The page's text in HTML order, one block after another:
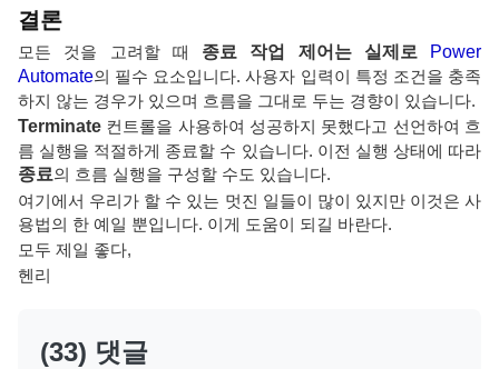
결론
모든 것을 고려할 때 종료 작업 제어는 실제로
Power
Automate의 필수 요소입니다. 사용자 입력이 특정 조건을 충족
하지 않는 경우가 있으며 흐름을 그대로 두는 경향이 있습니다.
Terminate 컨트롤을 사용하여 성공하지 못했다고 선언하여 흐
름 실행을 적절하게 종료할 수 있습니다. 이전 실행 상태에 따라
종료의 흐름 실행을 구성할 수도 있습니다.
여기에서 우리가 할 수 있는 멋진 일들이 많이 있지만 이것은 사
용법의 한 예일 뿐입니다. 이게 도움이 되길 바란다.
모두 제일 좋다,
헨리
(33) 댓글